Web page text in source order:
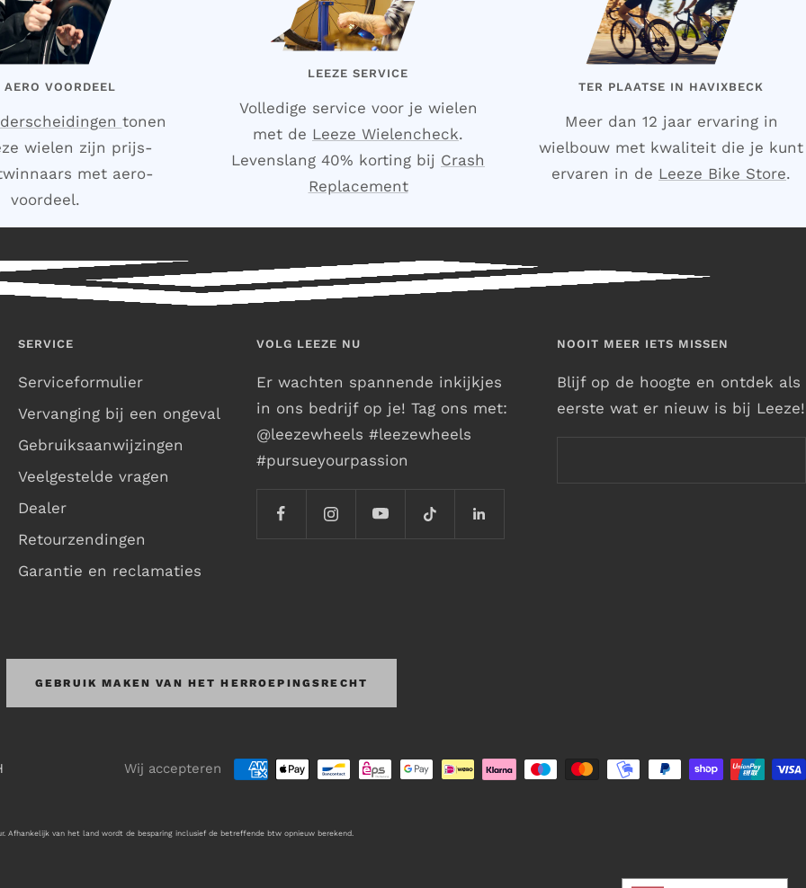
AERO VOORDEEL
tonen
wielen zijn prijs-
met aero-
voordeel.
LEEZE SERVICE
Volledige service voor je wielen
met de Leeze Wielencheck.
Levenslang 40% korting bij Crash
Replacement
TER PLAATSE IN HAVIXBECK
Meer dan 12 jaar ervaring in
wielbouw met kwaliteit die je kunt
ervaren in de Leeze Bike Store.
SERVICE
Serviceformulier
Vervanging bij een ongeval
Gebruiksaanwijzingen
Veelgestelde vragen
Dealer
Retourzendingen
Garantie en reclamaties
VOLG LEEZE NU
Er wachten spannende inkijkjes
in ons bedrijf op je! Tag ons met:
@leezewheels #leezewheels
#pursueyourpassion
NOOIT MEER IETS MISSEN
Blijf op de hoogte en ontdek als
eerste wat er nieuw is bij Leeze!
GEBRUIK MAKEN VAN HET HERROEPINGSRECHT
Wij accepteren
Afhankelijk van het land wordt de besparing inclusief de betreffende btw opnieuw berekend.